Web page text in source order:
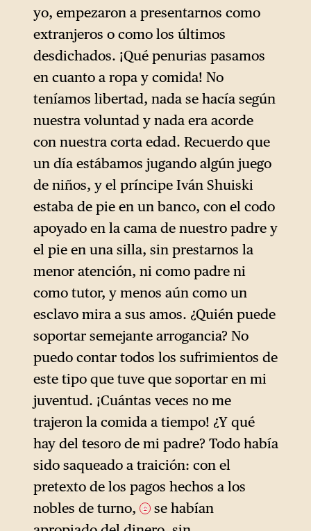
yo, empezaron a presentarnos como
extranjeros o como los últimos
desdichados. ¡Qué penurias pasamos
en cuanto a ropa y comida! No
teníamos libertad, nada se hacía según
nuestra voluntad y nada era acorde
con nuestra corta edad. Recuerdo que
un día estábamos jugando algún juego
de niños, y el príncipe Iván Shuiski
estaba de pie en un banco, con el codo
apoyado en la cama de nuestro padre y
el pie en una silla, sin prestarnos la
menor atención, ni como padre ni
como tutor, y menos aún como un
esclavo mira a sus amos. ¿Quién puede
soportar semejante arrogancia? No
puedo contar todos los sufrimientos de
este tipo que tuve que soportar en mi
juventud. ¡Cuántas veces no me
trajeron la comida a tiempo! ¿Y qué
hay del tesoro de mi padre? Todo había
sido saqueado a traición: con el
pretexto de los pagos hechos a los
nobles de turno,
2 se habían